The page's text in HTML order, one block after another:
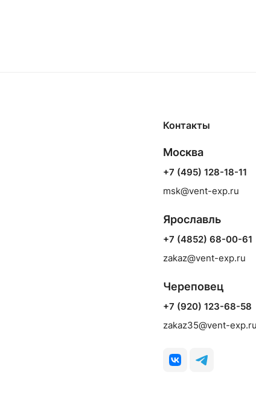
Контакты
Москва
+7 (495) 128-18-11
msk@vent-exp.ru
Ярославль
+7 (4852) 68-00-61
zakaz@vent-exp.ru
Череповец
+7 (920) 123-68-58
zakaz35@vent-exp.ru